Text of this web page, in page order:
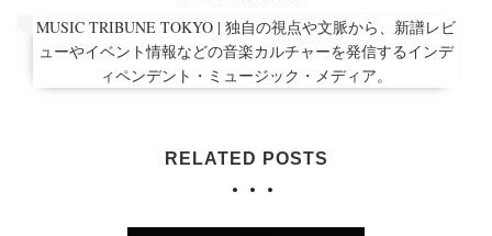
MUSIC TRIBUNE TOKYO | 独自の視点や文脈から、新譜レビ
ューやイベント情報などの音楽カルチャーを発信するインデ
ィペンデント・ミュージック・メディア。
RELATED POSTS